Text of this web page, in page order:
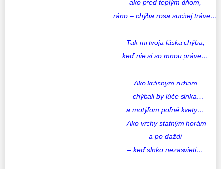
ako pred teplým dňom,
ráno – chýba rosa suchej tráve…
Tak mi tvoja láska chýba,
keď nie si so mnou práve…
Ako krásnym ružiam
– chýbali by lúče slnka…
a motýľom poľné kvety…
Ako vrchy statným horám
a po daždi
– keď slnko nezasvieti…